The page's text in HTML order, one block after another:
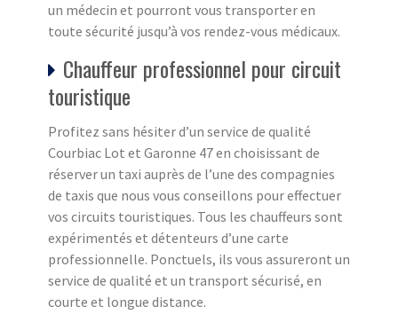
un médecin et pourront vous transporter en
toute sécurité jusqu’à vos rendez-vous médicaux.
Chauffeur professionnel pour circuit
touristique
Profitez sans hésiter d’un service de qualité
Courbiac Lot et Garonne 47 en choisissant de
réserver un taxi auprès de l’une des compagnies
de taxis que nous vous conseillons pour effectuer
vos circuits touristiques. Tous les chauffeurs sont
expérimentés et détenteurs d’une carte
professionnelle. Ponctuels, ils vous assureront un
service de qualité et un transport sécurisé, en
courte et longue distance.